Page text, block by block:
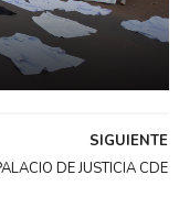
SIGUIENTE
DE JUSTICIA CDE